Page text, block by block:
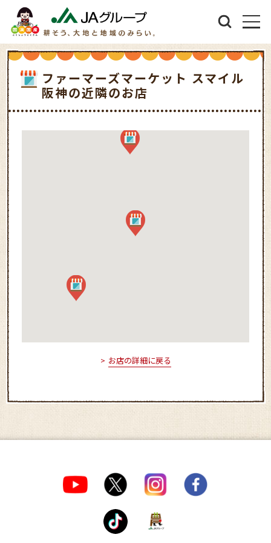
ファーマーズマーケット スマイル
阪神の近隣のお店
お店の詳細に戻る